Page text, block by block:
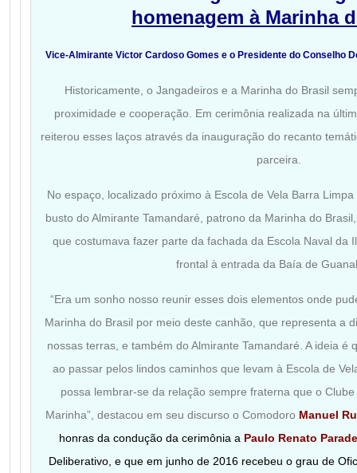
homenagem à Marinha
Vice-Almirante Victor Cardoso Gomes e o Presidente do Conselho
Historicamente, o Jangadeiros e a Marinha do Brasil
proximidade e cooperação. Em cerimônia realizada na
reiterou esses laços através da inauguração do recanto
parceira.
No espaço, localizado próximo à Escola de Vela Barra
busto do Almirante Tamandaré, patrono da Marinha do
que costumava fazer parte da fachada da Escola Naval da
frontal à entrada da Baía de
“Era um sonho nosso reunir esses dois elementos onde
Marinha do Brasil por meio deste canhão, que representa a
nossas terras, e também do Almirante Tamandaré. A ideia é
ao passar pelos lindos caminhos que levam à Escola de
possa lembrar-se da relação sempre fraterna que o
Marinha”, destacou em seu discurso o Comodoro Manuel
honras da condução da cerimônia a Paulo Renato
Deliberativo, e que em junho de 2016 recebeu o grau de